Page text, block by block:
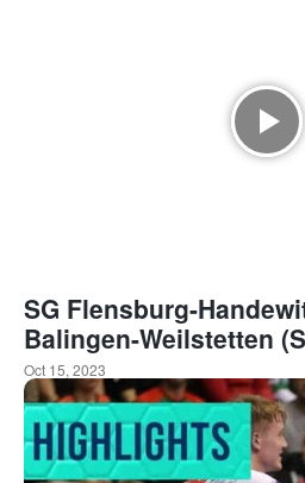
SG Flensburg-
Balingen-Weilstetten
Oct 15, 2023